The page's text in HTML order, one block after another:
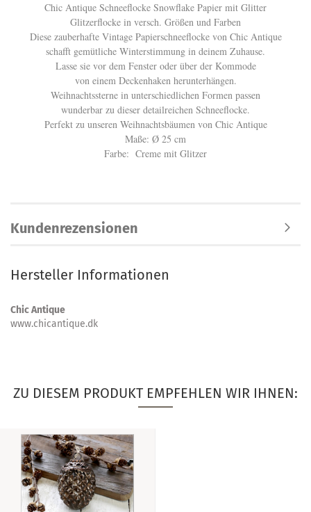
Chic Antique Schneeflocke Snowflake Papier mit Glitter
Glitzerflocke in versch. Größen und Farben
Diese zauberhafte Vintage Papierschneeflocke von Chic Antique
schafft gemütliche Winterstimmung in deinem Zuhause.
Lasse sie vor dem Fenster oder über der Kommode
von einem Deckenhaken herunterhängen.
Weihnachtssterne in unterschiedlichen Formen passen
wunderbar zu dieser detailreichen Schneeflocke.
Perfekt zu unseren Weihnachtsbäumen von Chic Antique
Maße: Ø 25 cm
Farbe: Creme mit Glitzer
Kundenrezensionen
Hersteller Informationen
Chic Antique
www.chicantique.dk
ZU DIESEM PRODUKT EMPFEHLEN WIR IHNEN: